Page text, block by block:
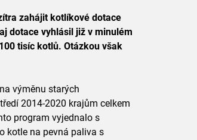
zahájit kotlíkové dotace
dotace vyhlásil již v minulém
tisíc kotlů. Otázkou však
výměnu starých
2014-2020 krajům celkem
program vyjednalo s
kotle na pevná paliva s